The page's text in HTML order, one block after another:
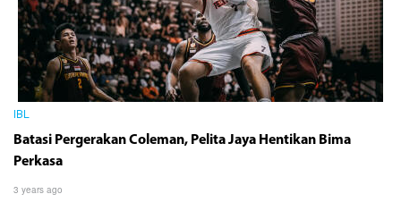
IBL
Batasi Pergerakan Coleman, Pelita Jaya Hentikan Bima
Perkasa
3 years ago